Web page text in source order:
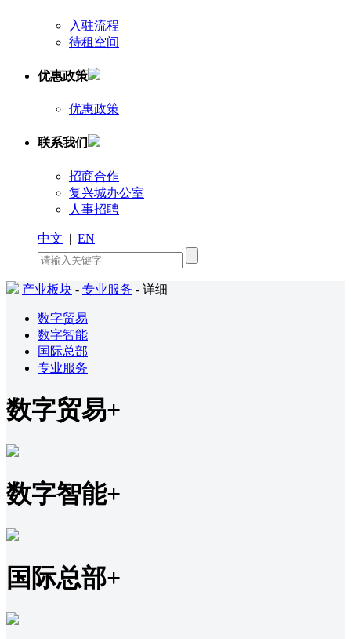
入驻流程
待租空间
优惠政策
优惠政策
联系我们
招商合作
复兴城办公室
人事招聘
中文 | EN
产业板块 - 专业服务 - 详细
数字贸易
数字智能
国际总部
专业服务
数字贸易+
数字智能+
国际总部+